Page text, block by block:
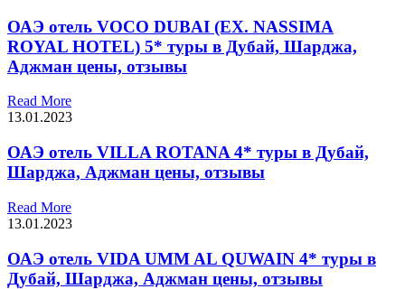
ОАЭ отель VOCO DUBAI (EX. NASSIMA
ROYAL HOTEL) 5* туры в Дубай, Шарджа,
Аджман цены, отзывы
Read More
13.01.2023
ОАЭ отель VILLA ROTANA 4* туры в Дубай,
Шарджа, Аджман цены, отзывы
Read More
13.01.2023
ОАЭ отель VIDA UMM AL QUWAIN 4* туры в
Дубай, Шарджа, Аджман цены, отзывы